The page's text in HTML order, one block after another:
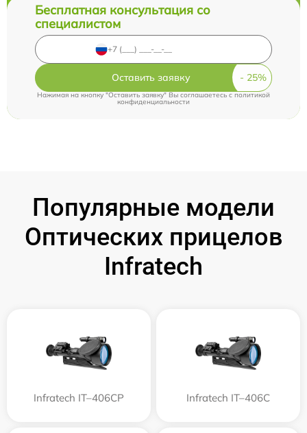
Бесплатная консультация со
специалистом
Оставить заявку
Нажимая на кнопку "Оставить заявку" Вы соглашаетесь cполитикой
конфиденциальности
Популярные модели
Оптических прицелов
Infratech
Infratech IT–406СP Infratech IT–406С